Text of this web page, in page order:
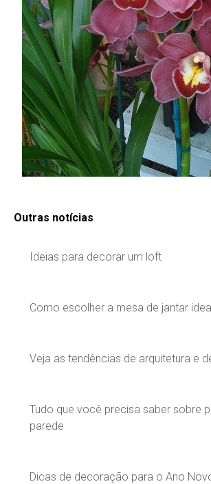
Outras notícias
Ideias para decorar um loft
Como escolher a mesa de jantar
Veja as tendências de arquitetura e
Tudo que você precisa saber sobre
parede
Dicas de decoração para o Ano